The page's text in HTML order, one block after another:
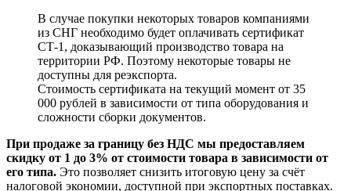
В случае покупки некоторых товаров компаниями
из СНГ необходимо будет оплачивать сертификат
СТ-1, доказывающий производство товара на
территории РФ. Поэтому некоторые товары не
доступны для реэкспорта.
Стоимость сертификата на текущий момент от 35
000 рублей в зависимости от типа оборудования и
сложности сборки документов.
При продаже за границу без НДС мы предоставляем
скидку от 1 до 3% от стоимости товара в зависимости от
его типа. Это позволяет снизить итоговую цену за счёт
налоговой экономии, доступной при экспортных поставках.